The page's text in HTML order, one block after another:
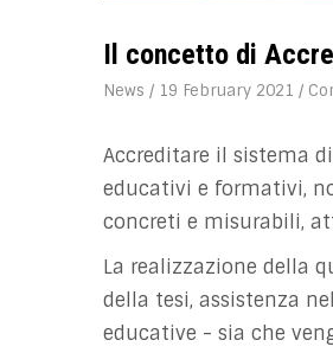
Il concetto di
News / 19 February 2021 /
Accreditare il sistema
educativi e formativi,
concreti e misurabili,
La realizzazione della
della tesi, assistenza
educative - sia che